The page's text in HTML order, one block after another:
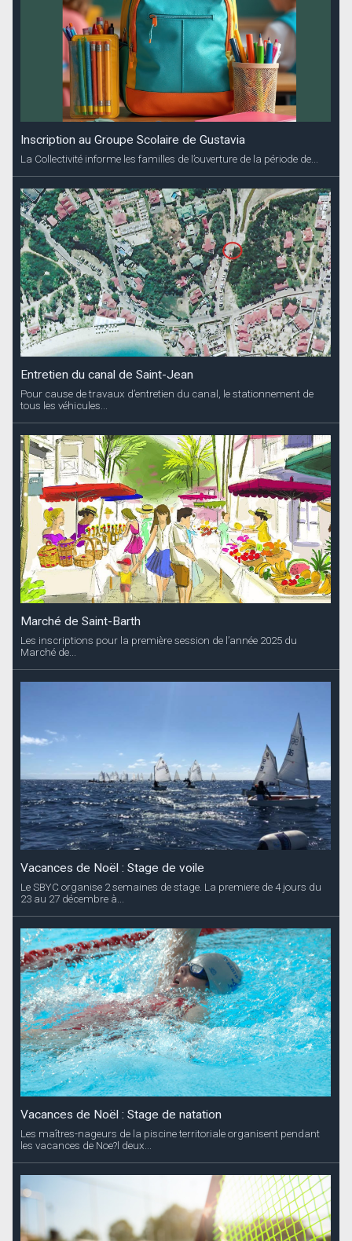
Inscription au Groupe Scolaire de Gustavia
La Collectivité informe les familles de l’ouverture de la période de...
Entretien du canal de Saint-Jean
Pour cause de travaux d’entretien du canal, le stationnement de
tous les véhicules...
Marché de Saint-Barth
Les inscriptions pour la première session de l’année 2025 du
Marché de...
Vacances de Noël : Stage de voile
Le SBYC organise 2 semaines de stage. La premiere de 4 jours du
23 au 27 décembre à...
Vacances de Noël : Stage de natation
Les maîtres-nageurs de la piscine territoriale organisent pendant
les vacances de Noe?l deux...